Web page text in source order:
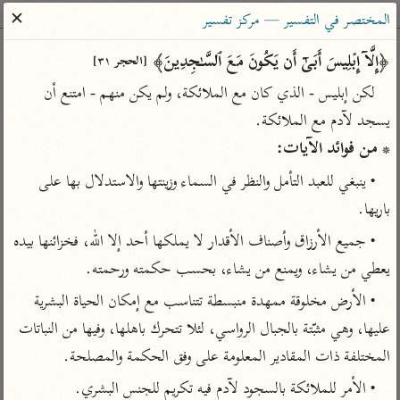
ساهم معنا في نشر القرآن والعلم الشرعي
الباحث القرآني
بحث تفسير علوم مصاحف معاجم
Type 2 or more characters for results.
Type 1 or more
characters for results.
تفسير الطبري
تفسير ابن كثير
تفسير القرطبي
تفسير البغوي
عامّة
فتح البيان للقنوجي
فتح القدير للشوكاني
تفسير ابن جزي
موسوعات
معاصرة
الميسر
التفسير
تفسير السعدي
أيسر التفاسير
المختصر في التفسير — مركز تفسير
✕
﴿إِلَّاۤ إِبۡلِیسَ أَبَىٰۤ أَن یَكُونَ مَعَ ٱلسَّـٰجِدِینَ﴾ [الحجر ٣١]
يسجد لآدم مع الملائكة.
* من فوائد الآيات:
باريها.
يعطي من يشاء، ويمنع من يشاء، بحسب حكمته ورحمته.
المختلفة ذات المقادير المعلومة على وفق الحكمة والمصلحة.
• الأمر للملائكة بالسجود لآدم فيه تكريم للجنس البشري.